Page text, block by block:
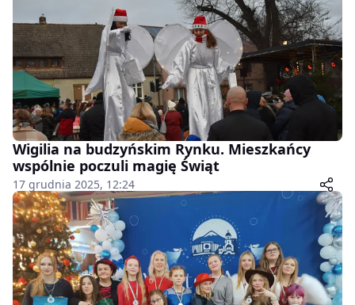
Wigilia na budzyńskim Rynku. Mieszkańcy
wspólnie poczuli magię Świąt
17 grudnia 2025, 12:24